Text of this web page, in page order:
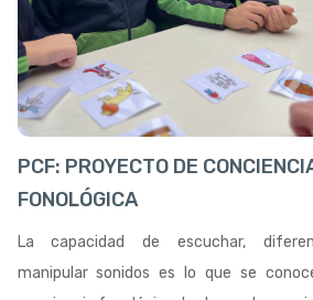
PCF: PROYECTO DE
FONOLÓGICA
La capacidad de escuchar,
manipular sonidos es lo que se